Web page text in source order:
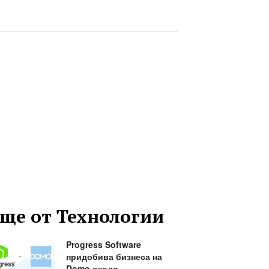
от Технологии
Progress Software
придобива бизнеса на